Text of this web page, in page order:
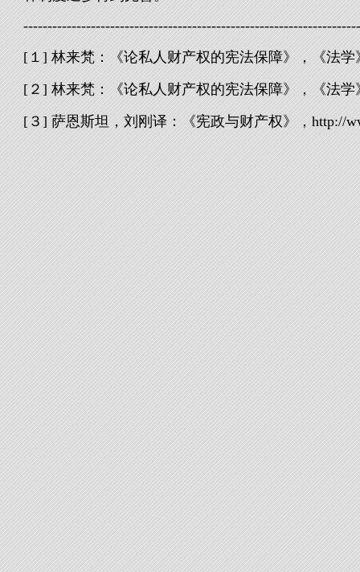
[１] 林来梵：《论私人财产权的宪法保障》，《法学
[２] 林来梵：《论私人财产权的宪法保障》，《法学
[３] 萨恩斯坦，刘刚译：《宪政与财产权》，http://